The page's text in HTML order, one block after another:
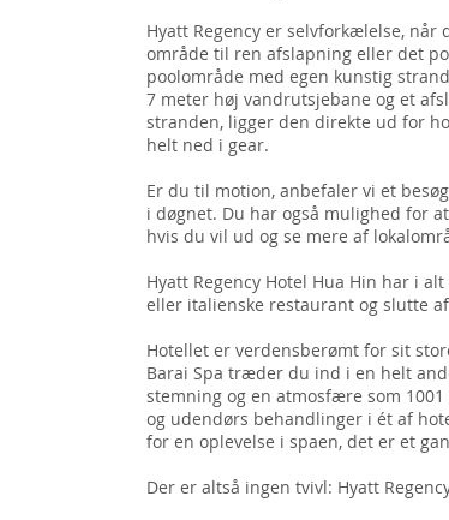
Hyatt Regency er selvforkælelse,
område til ren afslapning eller det
poolområde med egen kunstig
7 meter høj vandrutsjebane og et
stranden, ligger den direkte ud for
helt ned i gear.
Er du til motion, anbefaler vi et
i døgnet. Du har også mulighed for
hvis du vil ud og se mere af
Hyatt Regency Hotel Hua Hin har i
eller italienske restaurant og slutte
Hotellet er verdensberømt for sit
Barai Spa træder du ind i en helt
stemning og en atmosfære som
og udendørs behandlinger i ét af
for en oplevelse i spaen, det er et
Der er altså ingen tvivl: Hyatt